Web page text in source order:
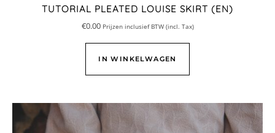
TUTORIAL PLEATED LOUISE SKIRT (EN)
€0.00 Prijzen inclusief BTW (incl. Tax)
IN WINKELWAGEN